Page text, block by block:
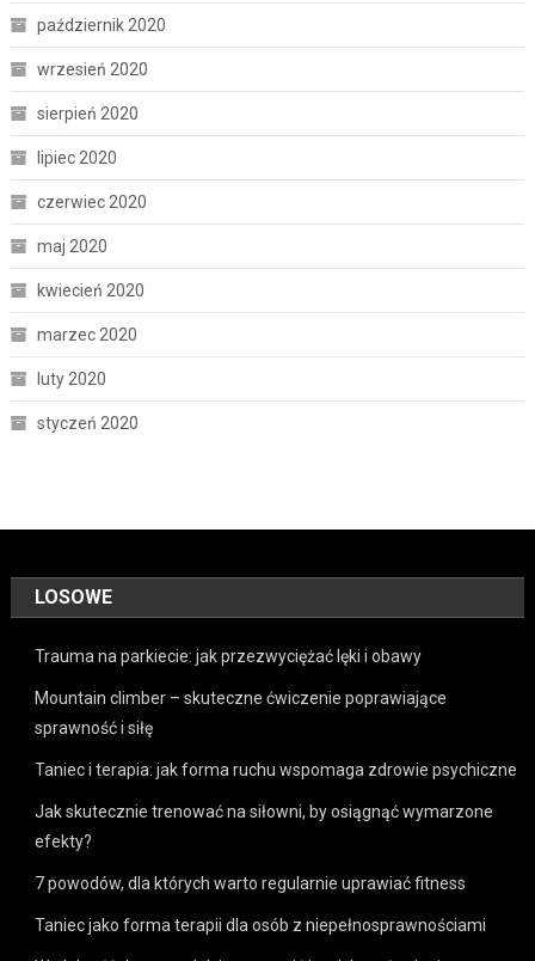
październik 2020
wrzesień 2020
sierpień 2020
lipiec 2020
czerwiec 2020
maj 2020
kwiecień 2020
marzec 2020
luty 2020
styczeń 2020
LOSOWE
Trauma na parkiecie: jak przezwyciężać lęki i obawy
Mountain climber – skuteczne ćwiczenie poprawiające
sprawność i siłę
Taniec i terapia: jak forma ruchu wspomaga zdrowie psychiczne
Jak skutecznie trenować na siłowni, by osiągnąć wymarzone
efekty?
7 powodów, dla których warto regularnie uprawiać fitness
Taniec jako forma terapii dla osób z niepełnosprawnościami